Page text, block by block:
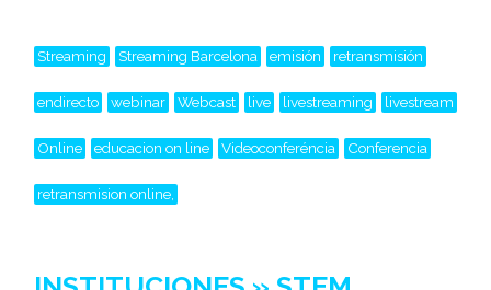
Streaming Streaming Barcelona emisión retransmisión
endirecto webinar Webcast live livestreaming livestream
Online educacion on line Videoconferéncia Conferencia
retransmision online,